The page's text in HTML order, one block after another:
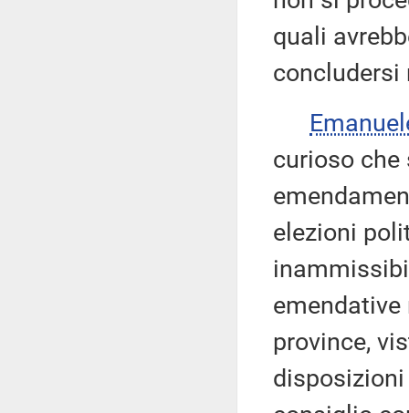
quali
concludersi
curioso
elezioni
province,